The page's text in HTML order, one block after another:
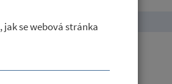
se webová stránka
Filkuky